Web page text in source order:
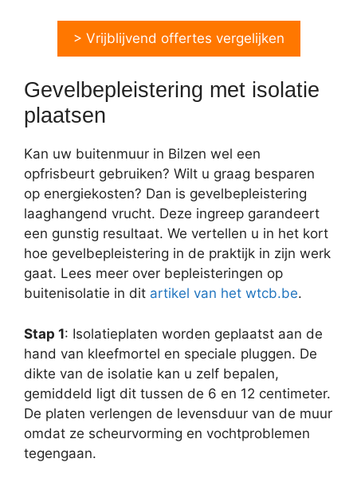
> Vrijblijvend offertes vergelijken
Gevelbepleistering met isolatie
plaatsen
Kan uw buitenmuur in Bilzen wel een
opfrisbeurt gebruiken? Wilt u graag besparen
op energiekosten? Dan is gevelbepleistering
laaghangend vrucht. Deze ingreep garandeert
een gunstig resultaat. We vertellen u in het kort
hoe gevelbepleistering in de praktijk in zijn werk
gaat. Lees meer over bepleisteringen op
buitenisolatie in dit artikel van het wtcb.be.
Stap 1: Isolatieplaten worden geplaatst aan de
hand van kleefmortel en speciale pluggen. De
dikte van de isolatie kan u zelf bepalen,
gemiddeld ligt dit tussen de 6 en 12 centimeter.
De platen verlengen de levensduur van de muur
omdat ze scheurvorming en vochtproblemen
tegengaan.